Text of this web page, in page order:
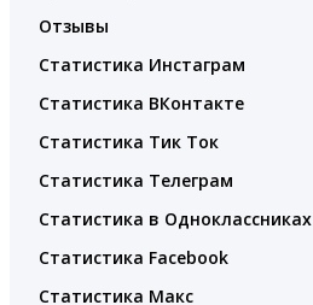
Отзывы
Статистика Инстаграм
Статистика ВКонтакте
Статистика Тик Ток
Статистика Телеграм
Статистика в Одноклассниках
Статистика Facebook
Статистика Макс